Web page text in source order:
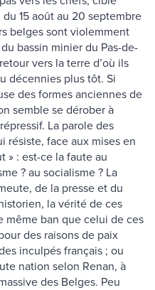
15 août au 20 septembre
belges sont violemment
bassin minier du Pas-de-
vers la terre d’où ils
décennies plus tôt. Si
des formes anciennes de
semble se dérober à
La parole des
résiste, face aux mises en
» : est-ce la faute au
? au socialisme ? La
de la presse et du
la vérité de ces
même ban que celui de ces
des raisons de paix
inculpés français ; ou
nation selon Renan, à
des Belges. Peu